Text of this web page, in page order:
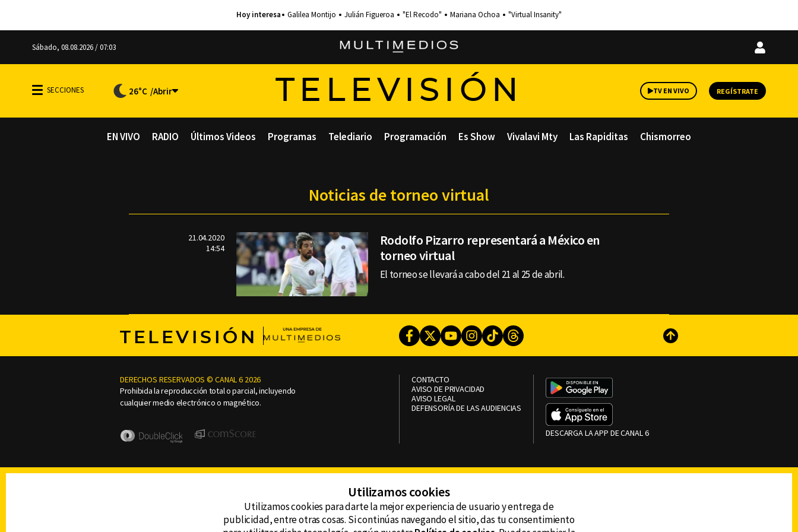
Galilea Montijo Julián Figueroa "El Recodo" Mariana Ochoa "Virtual Insanity"
Sábado, 08.08.2026 / 07:03
Iniciar
26°C TELEVISIÓN TV EN VIVO REGÍSTRATE
EN VIVO RADIO Últimos Videos Programas Telediario Programación Es Show Vivalavi Mty Las Rapiditas Chismorreo
Noticias de torneo virtual
21.04.2020
14:54
Rodolfo Pizarro representará a México en
torneo virtual
El torneo se llevará a cabo del 21 al 25 de abril.
TELEVISIÓN Facebook
TwitterYoutubeInstagram
TikTokThreads Subir
DERECHOS RESERVADOS © CANAL 6 2026
Prohibida la reproducción total o parcial, incluyendo
cualquier medio electrónico o magnético.
CONTACTO
AVISO DE PRIVACIDAD
AVISO LEGAL
DEFENSORÍA DE LAS AUDIENCIAS
DESCARGA LA APP DE CANAL 6
Utilizamos cookies
Utilizamos cookies para darte la mejor experiencia de usuario y entrega de
publicidad, entre otras cosas. Si continúas navegando el sitio, das tu consentimiento